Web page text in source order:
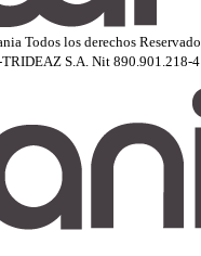
Todos los derechos
S.A. Nit 890.901.218-4